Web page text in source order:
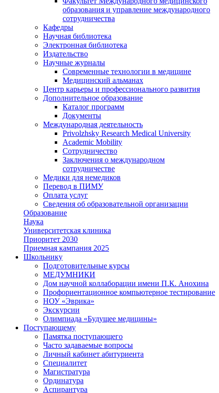
образования и управление международного
сотрудничества
Кафедры
Научная библиотека
Электронная библиотека
Издательство
Научные журналы
Современные технологии в медицине
Медицинский альманах
Центр карьеры и профессионального развития
Дополнительное образование
Каталог программ
Документы
Международная деятельность
Privolzhsky Research Medical University
Academic Mobility
Сотрудничество
Заключения о международном
сотрудничестве
Медики для немедиков
Перевод в ПИМУ
Оплата услуг
Сведения об образовательной организации
Образование
Наука
Университетская клиника
Приоритет 2030
Приемная кампания 2025
Школьнику
Подготовительные курсы
МЕДУМНИКИ
Дом научной коллаборации имени П.К. Анохина
Профориентационное компьютерное тестирование
НОУ «Эврика»
Экскурсии
Олимпиада «Будущее медицины»
Поступающему
Памятка поступающего
Часто задаваемые вопросы
Личный кабинет абитуриента
Специалитет
Магистратура
Ординатура
Аспирантура